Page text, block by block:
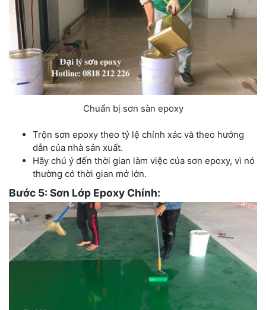
Chuẩn bị sơn sàn epoxy
Trộn sơn epoxy theo tỷ lệ chính xác và theo hướng
dẫn của nhà sản xuất.
Hãy chú ý đến thời gian làm việc của sơn epoxy, vì nó
thường có thời gian mở lớn.
Bước 5: Sơn Lớp Epoxy Chính: